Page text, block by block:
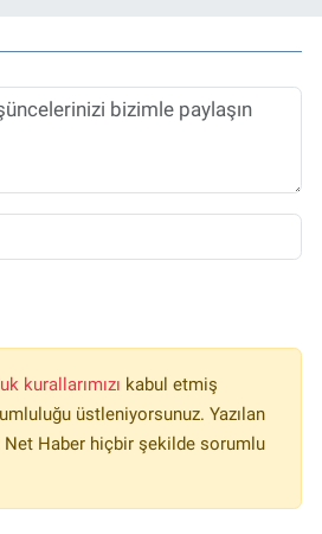
kurallarımızı kabul etmiş
üstleniyorsunuz. Yazılan
Net Haber hiçbir şekilde sorumlu